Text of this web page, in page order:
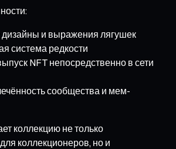
и выражения лягушек
система редкости
NFT непосредственно в сети
сообщества и мем-
коллекцию не только
коллекционеров, но и